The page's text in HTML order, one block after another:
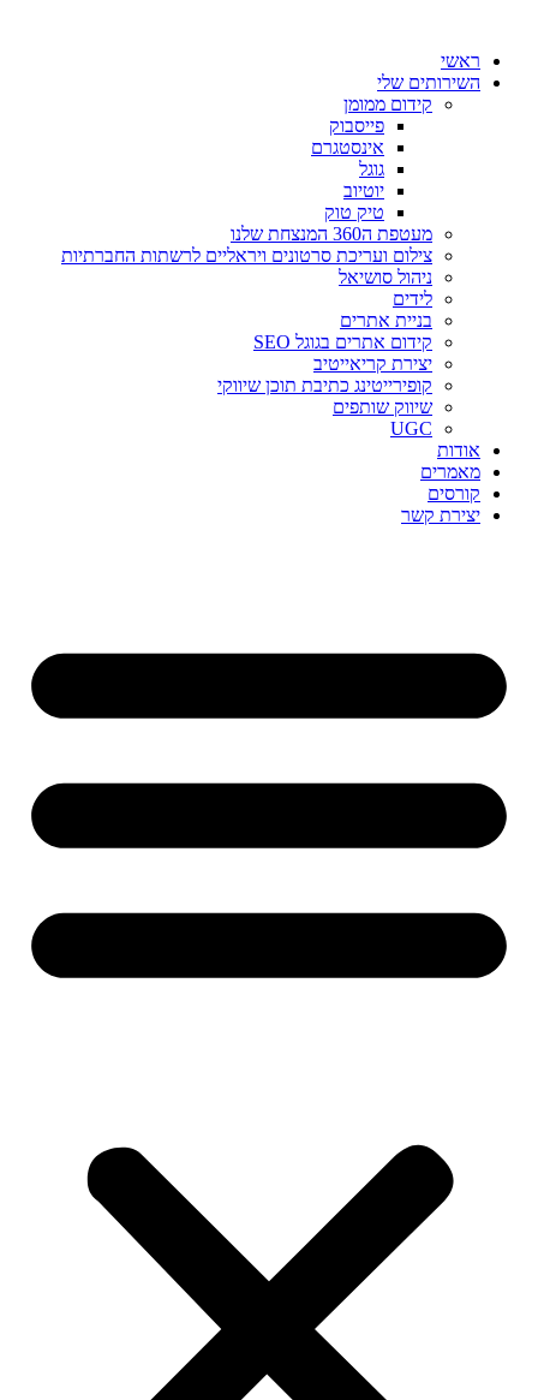
ראשי
השירותים שלי
קידום ממומן
פייסבוק
אינסטגרם
גוגל
יוטיוב
טיק טוק
מעטפת ה360 המנצחת שלנו
צילום ועריכת סרטונים ויראליים לרשתות החברתיות
ניהול סושיאל
לידים
בניית אתרים
קידום אתרים בגוגל SEO
יצירת קריאייטיב
קופירייטינג כתיבת תוכן שיווקי
שיווק שותפים
UGC
אודות
מאמרים
קורסים
יצירת קשר